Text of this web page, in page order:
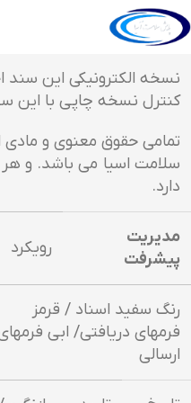
نسخه الکترونیکی این
کنترل نسخه چاپی با این
تمامی حقوق معنوی و
سلامت اسیا می باشد. و هر
دارد.
مدیریت
پیشرفت
رویکرد
رنگ سفید اسناد / قرمز
فرمهای دریافتی/ ابی
ارسالی